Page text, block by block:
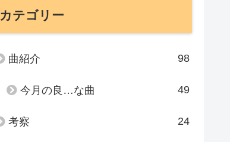
カテゴリー
曲紹介 98
今月の良…な曲 49
考察 24